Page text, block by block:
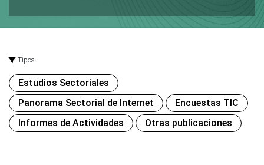
Tipos
Estudios Sectoriales
Panorama Sectorial de Internet
Encuestas TIC
Informes de Actividades
Otras publicaciones